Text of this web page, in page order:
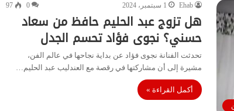
Ehab 1 سبتمبر، 2024 0
97
هل تزوج عبد الحليم حافظ من سعاد
حسني؟ نجوى فؤاد تحسم الجدل
تحدثت الفنانة نجوى فؤاد عن بداية نجاحها في عالم الفن،
مشيرة إلى أن مشاركتها في رقصة مع العندليب عبد الحليم…
أكمل القراءة »